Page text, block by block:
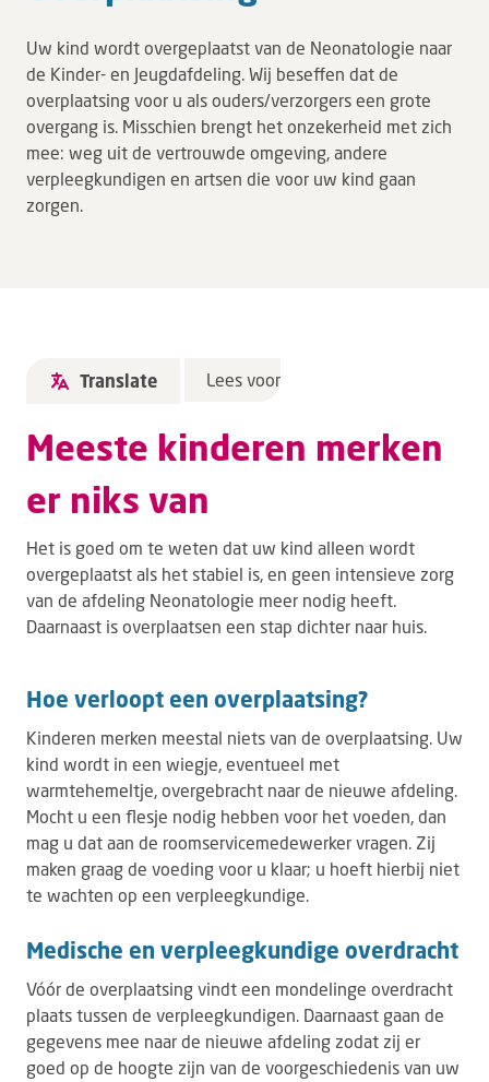
Uw ervaring telt
Uw gegevens
Wachttijden
Bezoek
Over ons
Verwijzers
Uw kind wordt overgeplaatst van de Neonatologie naar
de Kinder- en Jeugdafdeling. Wij beseffen dat de
overplaatsing voor u als ouders/verzorgers een grote
overgang is. Misschien brengt het onzekerheid met zich
mee: weg uit de vertrouwde omgeving, andere
verpleegkundigen en artsen die voor uw kind gaan
zorgen.
Translate Lees voor
Meeste kinderen merken
er niks van
Het is goed om te weten dat uw kind alleen wordt
overgeplaatst als het stabiel is, en geen intensieve zorg
van de afdeling Neonatologie meer nodig heeft.
Daarnaast is overplaatsen een stap dichter naar huis.
Hoe verloopt een overplaatsing?
Kinderen merken meestal niets van de overplaatsing. Uw
kind wordt in een wiegje, eventueel met
warmtehemeltje, overgebracht naar de nieuwe afdeling.
Mocht u een flesje nodig hebben voor het voeden, dan
mag u dat aan de roomservicemedewerker vragen. Zij
maken graag de voeding voor u klaar; u hoeft hierbij niet
te wachten op een verpleegkundige.
Medische en verpleegkundige overdracht
Vóór de overplaatsing vindt een mondelinge overdracht
plaats tussen de verpleegkundigen. Daarnaast gaan de
gegevens mee naar de nieuwe afdeling zodat zij er
goed op de hoogte zijn van de voorgeschiedenis van uw